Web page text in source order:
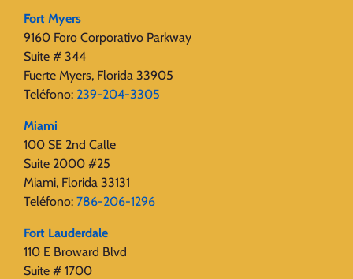
Fort Myers
9160 Foro Corporativo Parkway
Suite # 344
Fuerte Myers, Florida 33905
Teléfono: 239-204-3305
Miami
100 SE 2nd Calle
Suite 2000 #25
Miami, Florida 33131
Teléfono: 786-206-1296
Fort Lauderdale
110 E Broward Blvd
Suite # 1700